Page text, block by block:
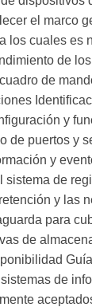
el marco
cuales es
de
de
y
puertos y
y
de
y las
para
de
de